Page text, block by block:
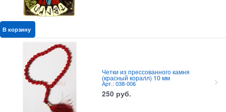
В корзину
Четки из прессованного камня
(красный коралл) 10 мм
Арт.: 038-006
250 руб.